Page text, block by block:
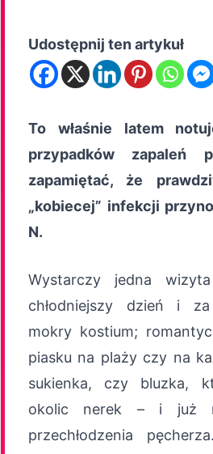
Udostępnij ten artykuł
To właśnie latem
przypadków zapaleń
zapamiętać, że
„kobiecej” infekcji
N.
Wystarczy jedna
chłodniejszy dzień i
mokry kostium;
piasku na plaży czy na
sukienka, czy bluzka,
okolic nerek – i już
przechłodzenia